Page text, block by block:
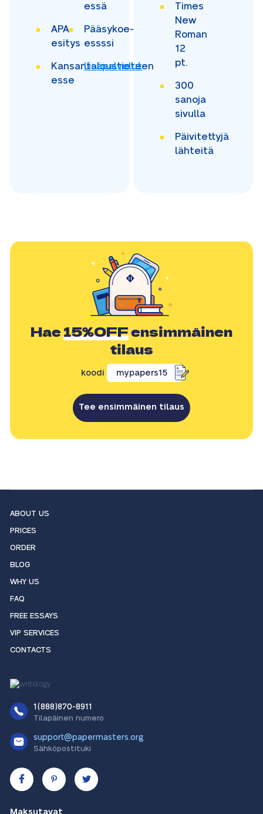
essä
APA-
esitys
Pääsykoe-
essssi
Kansantaloustieteen
esse
Lisäpalvelut
Times
New
Roman
12
pt.
300
sanoja
sivulla
Päivitettyjä
lähteitä
Hae15%OFFensimmäinen
tilaus
koodi mypapers15
Tee ensimmäinen tilaus
ABOUT US
PRICES
ORDER
BLOG
WHY US
FAQ
FREE ESSAYS
VIP SERVICES
CONTACTS
1(888)870-8911
Tilapäinen numero
support@papermasters.org
Sähköpostituki
Maksutavat